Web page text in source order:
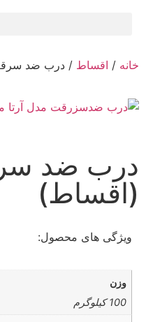
خانه / اقساط / درب ضد
درب ضد
(اقساط)
ویژگی های محصول:
وزن
100 کیلوگرم